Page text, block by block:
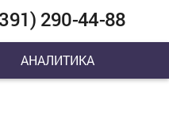
290-44-88
АНАЛИТИКА